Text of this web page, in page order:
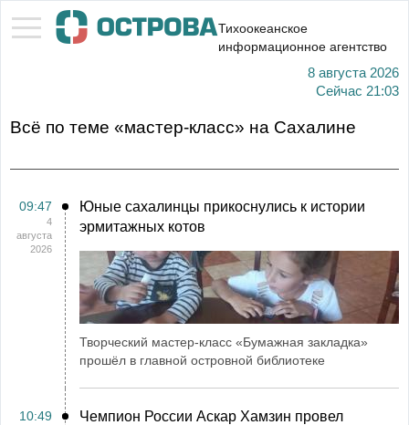
Тихоокеанское
информационное агентство
8 августа 2026
Сейчас 21:03
Всё по теме «мастер-класс» на Сахалине
09:47
4
августа
2026
Юные сахалинцы прикоснулись к истории
эрмитажных котов
Творческий мастер-класс «Бумажная закладка»
прошёл в главной островной библиотеке
10:49
Чемпион России Аскар Хамзин провел